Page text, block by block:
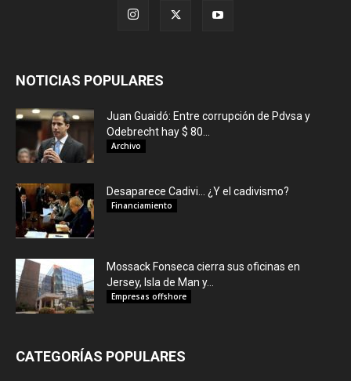
NOTICIAS POPULARES
Juan Guaidó: Entre corrupción de Pdvsa y
Odebrecht hay $ 80...
Archivo
Desaparece Cadivi… ¿Y el cadivismo?
Financiamiento
Mossack Fonseca cierra sus oficinas en
Jersey, Isla de Man y...
Empresas offshore
CATEGORÍAS POPULARES